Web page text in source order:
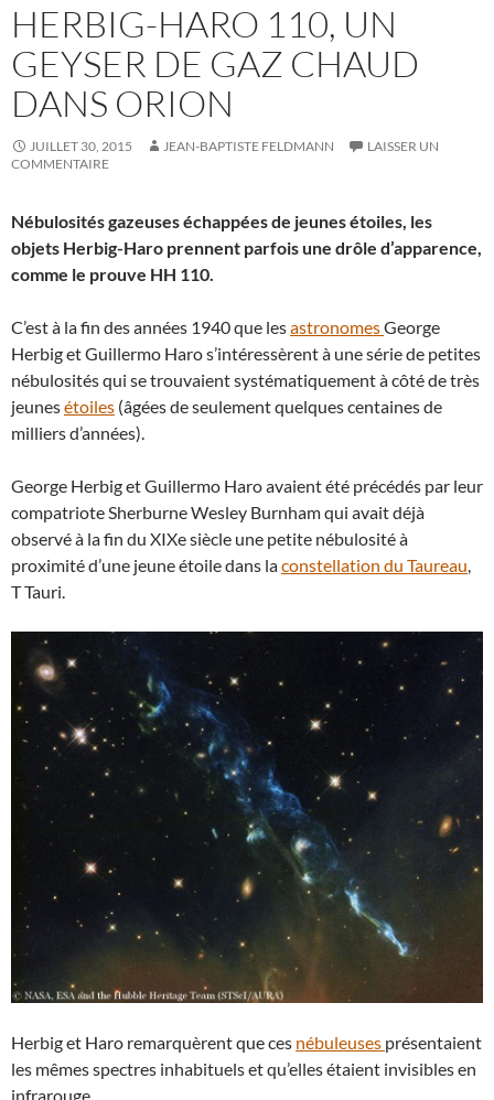
HERBIG-HARO 110, UN
GEYSER DE GAZ CHAUD
DANS ORION
JUILLET 30, 2015 JEAN-BAPTISTE FELDMANN
LAISSER UN
COMMENTAIRE
Nébulosités gazeuses échappées de jeunes étoiles, les
objets Herbig-Haro prennent parfois une drôle d’apparence,
comme le prouve HH 110.
C’est à la fin des années 1940 que lesastronomesGeorge
Herbig et Guillermo Haro s’intéressèrent à une série de petites
nébulosités qui se trouvaient systématiquement à côté de très
jeunesétoiles (âgées de seulement quelques centaines de
milliers d’années).
George Herbig et Guillermo Haro avaient été précédés par leur
compatriote Sherburne Wesley Burnham qui avait déjà
observé à la fin du XIXe siècle une petite nébulosité à
proximité d’une jeune étoile dans laconstellation du Taureau,
T Tauri.
Herbig et Haro remarquèrent que ces nébuleuses présentaient
les mêmes spectres inhabituels et qu’elles étaient invisibles en
infrarouge.